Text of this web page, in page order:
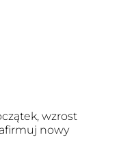
wzrost
nowy